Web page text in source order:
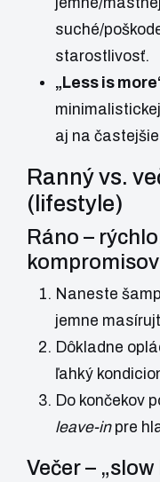
suché/
starostlivosť.
„Less is
aj na
Ranný vs.
(lifestyle)
Ráno –
kompromisov
Naneste
jemne
Dôkladne
ľahký
Do končekov
leave-inpre
Večer –